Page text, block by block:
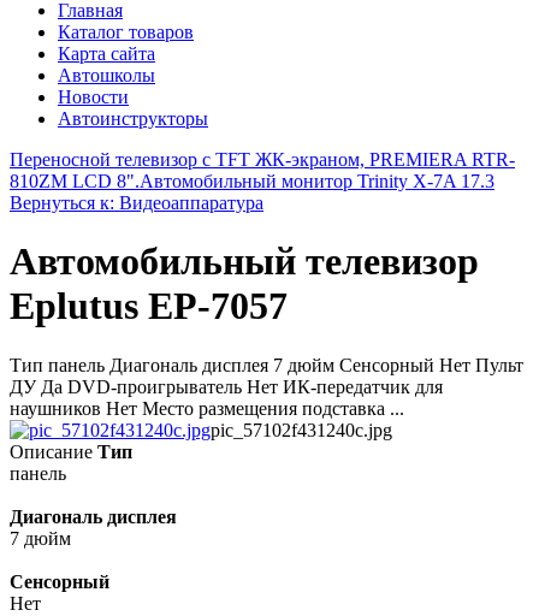
Главная
Каталог товаров
Карта сайта
Автошколы
Новости
Автоинструкторы
Переносной телевизор с TFT ЖК-экраном, PREMIERA RTR-
810ZM LCD 8".Автомобильный монитор Trinity X-7A 17.3
Вернуться к: Видеоаппаратура
Автомобильный телевизор
Eplutus EP-7057
Тип панель Диагональ дисплея 7 дюйм Сенсорный Нет Пульт
ДУ Да DVD-проигрыватель Нет ИК-передатчик для
наушников Нет Место размещения подставка ...
pic_57102f431240c.jpg
Описание Тип
панель
Диагональ дисплея
7 дюйм
Сенсорный
Нет